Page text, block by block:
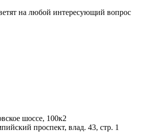
на любой интересующий вопрос
шоссе, 100к2
проспект, влад. 43, стр. 1